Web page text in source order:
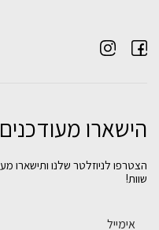
הישארו מעודכנים
הצטרפו לניוזלטר שלנו ותישארו
שוות!